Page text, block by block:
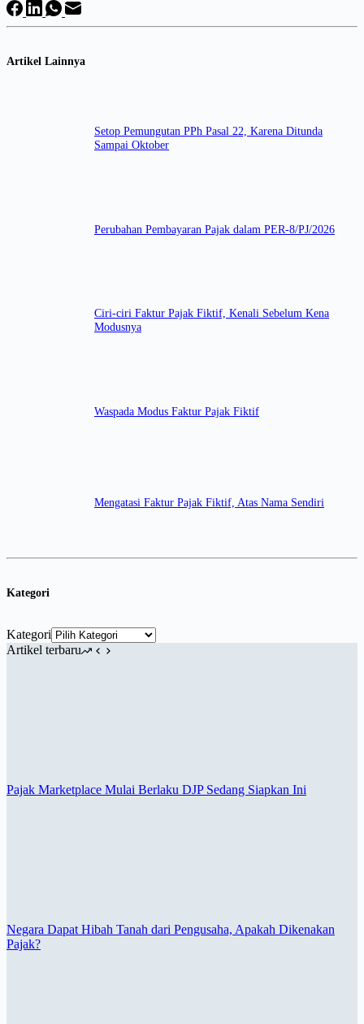
Artikel Lainnya
Setop Pemungutan PPh Pasal 22, Karena Ditunda
Sampai Oktober
Perubahan Pembayaran Pajak dalam PER-8/PJ/2026
Ciri-ciri Faktur Pajak Fiktif, Kenali Sebelum Kena
Modusnya
Waspada Modus Faktur Pajak Fiktif
Mengatasi Faktur Pajak Fiktif, Atas Nama Sendiri
Kategori
Kategori
Artikel terbaru
Pajak Marketplace Mulai Berlaku DJP Sedang Siapkan Ini
Negara Dapat Hibah Tanah dari Pengusaha, Apakah Dikenakan
Pajak?